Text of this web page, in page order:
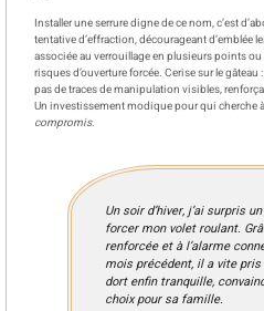
Installer une serrure digne de ce nom, c’est
tentative d’effraction, décourageant d’emblée
associée au verrouillage en plusieurs points
risques d’ouverture forcée. Cerise sur le
pas de traces de manipulation visibles,
Un investissement modique pour qui cherche à
compromis.
Un soir d’hiver, j’ai surpris
forcer mon volet roulant.
renforcée et à l’alarme
mois précédent, il a vite
dort enfin tranquille,
choix pour sa famille.